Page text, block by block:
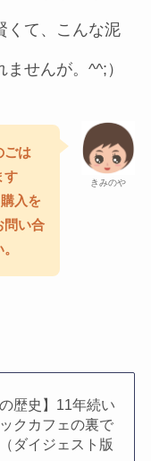
くて、こんな泥
せんが。^^;）
きみのや
ごは
す
入を
問い合
歴史】11年続い
クカフェの裏で
ダイジェスト版